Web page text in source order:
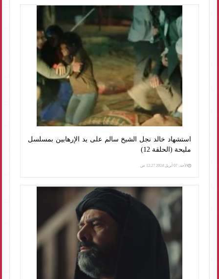
استشهاد خالد نجل الشيخ سالم على يد الإرهابين بمسلسل
مليحة (الحلقة 12)
الأحد، 07 أبريل 2024 12:27 ص